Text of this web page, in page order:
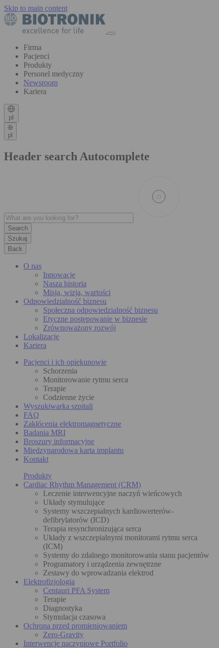
Skip to main content
Firma
Pacjenci
Produkty
Personel medyczny
Newsroom
Kariera
pl
pl
Header search Autocomplete
Szukaj
Back
O nas
Innowacje
Nasza historia
Misja, wizja, wartości
Odpowiedzialność biznesu
Społeczna odpowiedzialność biznesu
Etyczne postępowanie w biznesie
Zrównoważony rozwój
Lokalizacje
Kariera
Pacjenci i ich opiekunowie
Schorzenia
Monitorowanie rytmu serca
Terapie
Codzienne życie
Wyszukiwarka szpitali
FAQ
Zakłócenia elektromagnetyczne
Badania MRI
Broszury informacyjne
Międzynarodowa karta implantu
Kontakt
Produkty
Cardiac Rhythm Management (CRM)
Leczenie interwencyjne naczyń wieńcowych
Układy stymulujące
Systemy wszczepialnych kardiowerterów-
defibrylatorów (ICD)
Terapia resynchronizująca serca
Układy z wszczepialnymi monitorami rytmu serca
(ICM)
Systemy do zdalnego monitorowania stanu pacjentów
Programatory i urządzenia zewnętrzne
Zestawy do wprowadzania elektrod
Elektrofizjologia
Centauri PFA System
Terapie
Diagnostyka
Stymulacja czasowa
Ochrona przed promieniowaniem
Zero-Gravity
Interwencje naczyniowe Portfolio